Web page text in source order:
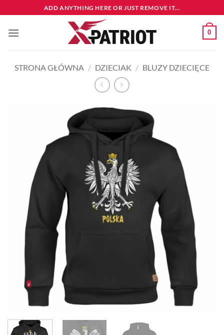
do
zawartości
ADD ANYTHING HERE OR JUST REMOVE IT...
0
STRONA GŁÓWNA / DZIECIAK / BLUZY DZIECIĘCE